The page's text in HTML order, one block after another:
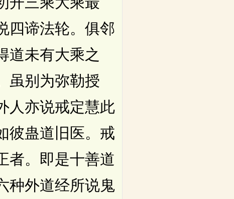
四谛法轮。俱邻
道未有大乘之
虽别为弥勒授
人亦说戒定慧此
彼蛊道旧医。戒
者。即是十善道
种外道经所说鬼